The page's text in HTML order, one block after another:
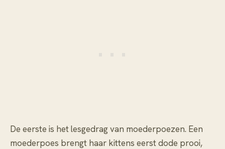
De eerste is het lesgedrag van moederpoezen. Een
moederpoes brengt haar kittens eerst dode prooi,